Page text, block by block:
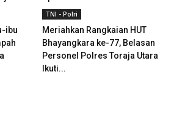
ibu
TNI - Polri
Meriahkan Rangkaian HUT
Bhayangkara ke-77, Belasan
Personel Polres Toraja Utara
Ikuti...